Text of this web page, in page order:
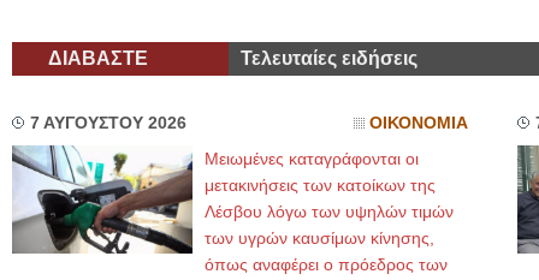
ΔΙΑΒΑΣΤΕ Τελευταίες ειδήσεις
7 ΑΥΓΟΥΣΤΟΥ 2026 ΟΙΚΟΝΟΜΙΑ
Μειωμένες καταγράφονται οι
μετακινήσεις των κατοίκων της
Λέσβου λόγω των υψηλών τιμών
των υγρών καυσίμων κίνησης,
όπως αναφέρει ο πρόεδρος των